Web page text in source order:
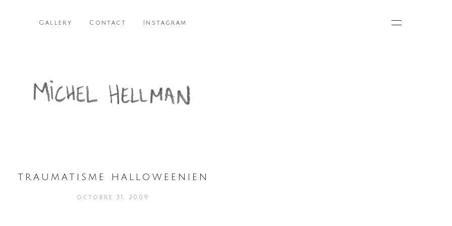
Gallery Contact Instagram
traumatisme halloweenien
octobre 31, 2009